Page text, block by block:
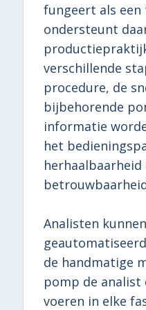
fungeert als
ondersteunt
verschillende
procedure, de
bijbehorende
informatie
het
herhaalbaarheid
Analisten
de handmatige
pomp de analist
voeren in elke